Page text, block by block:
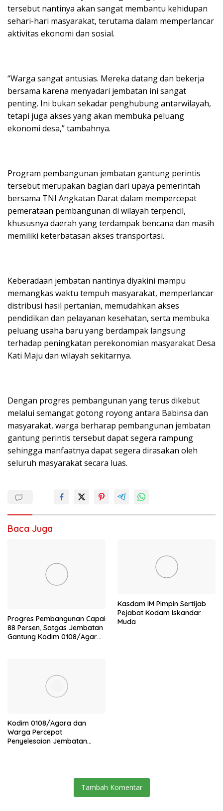
tersebut nantinya akan sangat membantu kehidupan
sehari-hari masyarakat, terutama dalam memperlancar
aktivitas ekonomi dan sosial.
“Warga sangat antusias. Mereka datang dan bekerja
bersama karena menyadari jembatan ini sangat
penting. Ini bukan sekadar penghubung antarwilayah,
tetapi juga akses yang akan membuka peluang
ekonomi desa,” tambahnya.
Program pembangunan jembatan gantung perintis
tersebut merupakan bagian dari upaya pemerintah
bersama TNI Angkatan Darat dalam mempercepat
pemerataan pembangunan di wilayah terpencil,
khususnya daerah yang terdampak bencana dan masih
memiliki keterbatasan akses transportasi.
Keberadaan jembatan nantinya diyakini mampu
memangkas waktu tempuh masyarakat, memperlancar
distribusi hasil pertanian, memudahkan akses
pendidikan dan pelayanan kesehatan, serta membuka
peluang usaha baru yang berdampak langsung
terhadap peningkatan perekonomian masyarakat Desa
Kati Maju dan wilayah sekitarnya.
Dengan progres pembangunan yang terus dikebut
melalui semangat gotong royong antara Babinsa dan
masyarakat, warga berharap pembangunan jembatan
gantung perintis tersebut dapat segera rampung
sehingga manfaatnya dapat segera dirasakan oleh
seluruh masyarakat secara luas.
Baca Juga
Progres Pembangunan Capai
88 Persen, Satgas Jembatan
Gantung Kodim 0108/Agara
Kasdam IM Pimpin Sertijab
Pejabat Kodam Iskandar
Muda
Kodim 0108/Agara dan
Warga Percepat
Penyelesaian Jembatan
Tambah Komentar